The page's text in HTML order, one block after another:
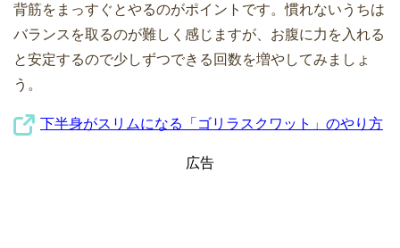
背筋をまっすぐとやるのがポイントです。慣れないうちは
バランスを取るのが難しく感じますが、お腹に力を入れる
と安定するので少しずつできる回数を増やしてみましょ
う。
下半身がスリムになる「ゴリラスクワット」のやり方
広告